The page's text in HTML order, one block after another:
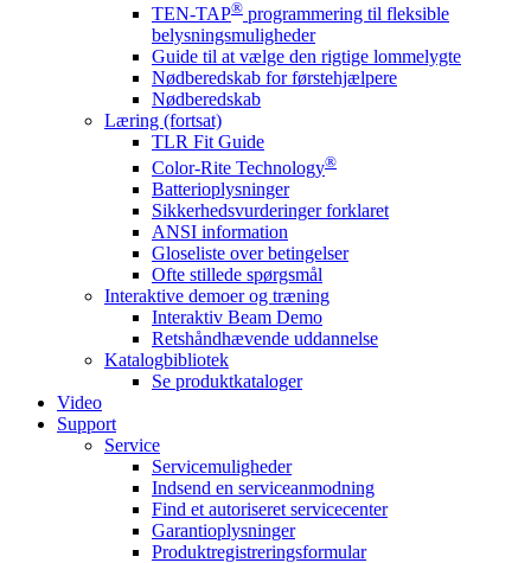
TEN-TAP® programmering til fleksible
belysningsmuligheder
Guide til at vælge den rigtige lommelygte
Nødberedskab for førstehjælpere
Nødberedskab
Læring (fortsat)
TLR Fit Guide
Color-Rite Technology®
Batterioplysninger
Sikkerhedsvurderinger forklaret
ANSI information
Gloseliste over betingelser
Ofte stillede spørgsmål
Interaktive demoer og træning
Interaktiv Beam Demo
Retshåndhævende uddannelse
Katalogbibliotek
Se produktkataloger
Video
Support
Service
Servicemuligheder
Indsend en serviceanmodning
Find et autoriseret servicecenter
Garantioplysninger
Produktregistreringsformular